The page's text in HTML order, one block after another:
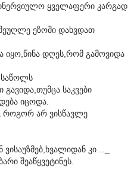
ყველაფერი კარგად
ეზოში დახვდათ
იყო,წინა დღეს,რომ გამოვიდა
საწოლს
საკვები
იცოდა.
როგორ არ ვისწავლე
ვისაუზმებ,ხვალიდან კი…_
შეაწყვეტინეს.